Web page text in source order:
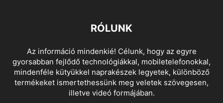
RÓLUNK
Az információ mindenkié! Célunk, hogy az egyre
gyorsabban fejlődő technológiákkal, mobiletelefonokkal,
mindenféle kütyükkel naprakészek legyetek, különböző
termékeket ismertethessünk meg veletek szövegesen,
illetve videó formájában.